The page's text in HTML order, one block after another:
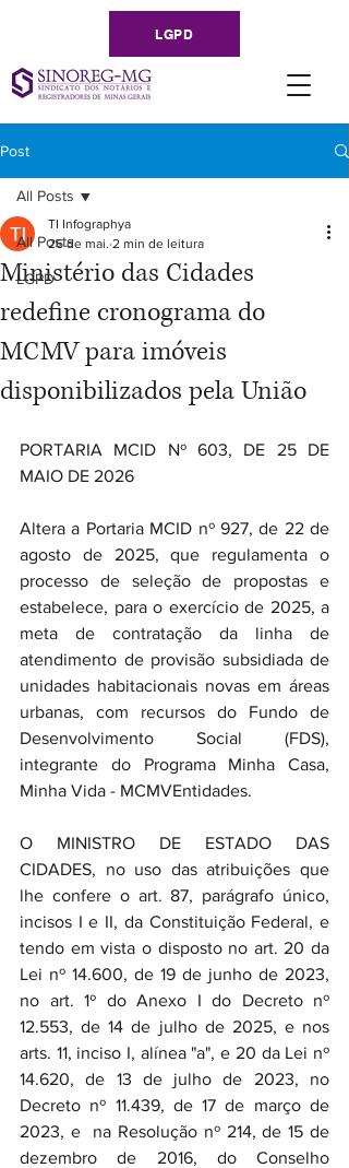
LGPD
Post
All Posts
LGPD
All Posts
Ministério das Cidades
redefine cronograma do
MCMV para imóveis
disponibilizados pela União
TI Infographya
26 de mai. 2 min de leitura
PORTARIA MCID Nº 603, DE 25 DE
MAIO DE 2026
Altera a Portaria MCID nº 927, de 22 de
agosto de 2025, que regulamenta o
processo de seleção de propostas e
estabelece, para o exercício de 2025, a
meta de contratação da linha de
atendimento de provisão subsidiada de
unidades habitacionais novas em áreas
urbanas, com recursos do Fundo de
Desenvolvimento Social (FDS),
integrante do Programa Minha Casa,
Minha Vida - MCMVEntidades.
O MINISTRO DE ESTADO DAS
CIDADES, no uso das atribuições que
lhe confere o art. 87, parágrafo único,
incisos I e II, da Constituição Federal, e
tendo em vista o disposto no art. 20 da
Lei nº 14.600, de 19 de junho de 2023,
no art. 1º do Anexo I do Decreto nº
12.553, de 14 de julho de 2025, e nos
arts. 11, inciso I, alínea "a", e 20 da Lei nº
14.620, de 13 de julho de 2023, no
Decreto nº 11.439, de 17 de março de
2023, e  na Resolução nº 214, de 15 de
dezembro de 2016, do Conselho